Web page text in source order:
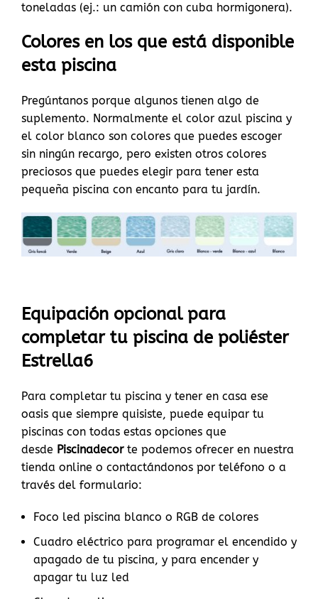
toneladas (ej.: un camión con cuba hormigonera).
Colores en los que está disponible
esta piscina
Pregúntanos porque algunos tienen algo de
suplemento. Normalmente el color azul piscina y
el color blanco son colores que puedes escoger
sin ningún recargo, pero existen otros colores
preciosos que puedes elegir para tener esta
pequeña piscina con encanto para tu jardín.
Equipación opcional para
completar tu piscina de poliéster
Estrella6
Para completar tu piscina y tener en casa ese
oasis que siempre quisiste, puede equipar tu
piscinas con todas estas opciones que
desde Piscinadecorte podemos ofrecer en nuestra
tienda online o contactándonos por teléfono o a
través del formulario:
Foco led piscina blanco o RGB de colores
Cuadro eléctrico para programar el encendido y
apagado de tu piscina, y para encender y
apagar tu luz led